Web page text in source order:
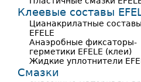
Клеевые составы
Цианакрилатные составы
EFELE
Анаэробные фиксаторы-
герметики EFELE (клеи)
Жидкие уплотнители
Смазки